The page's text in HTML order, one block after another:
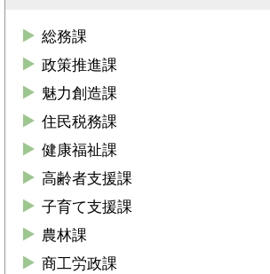
総務課
政策推進課
魅力創造課
住民税務課
健康福祉課
高齢者支援課
子育て支援課
農林課
商工労政課